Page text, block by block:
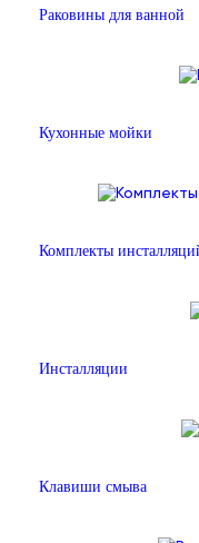
Раковины для ванной
Кухонные мойки
Комплекты
Инсталляции
Клавиши смыва